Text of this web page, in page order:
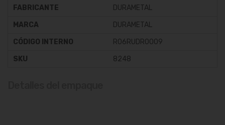
FABRICANTE
DURAMETAL
MARCA
DURAMETAL
CÓDIGO INTERNO
R06RUDR0009
SKU
8248